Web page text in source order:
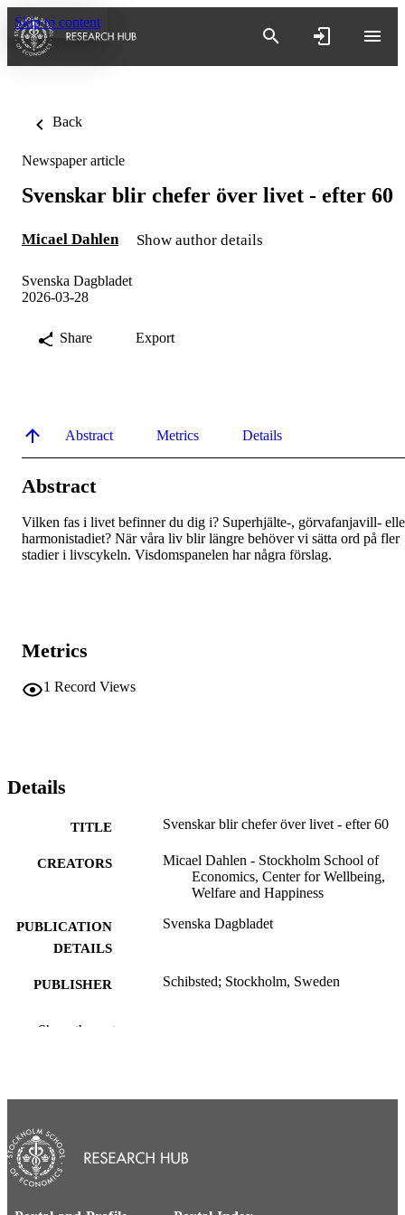
Skip to content
Back
Newspaper article
Svenskar blir chefer över livet - efter 60
Micael Dahlen Show author details
Svenska Dagbladet
2026-03-28
Share Export
Abstract Metrics Details
Abstract
Vilken fas i livet befinner du dig i? Superhjälte-, görvafanjavill-
harmoni­stadiet? När våra liv blir längre behöver vi sätta ord på fler
stadier i livscykeln. Visdomspanelen har några förslag.
Metrics
1 Record Views
Details
TITLE Svenskar blir chefer över livet - efter 60
CREATORS
Micael Dahlen - Stockholm School of
Economics, Center for Wellbeing,
Welfare and Happiness
PUBLICATION
DETAILS
Svenska Dagbladet
PUBLISHER Schibsted; Stockholm, Sweden
Show the rest